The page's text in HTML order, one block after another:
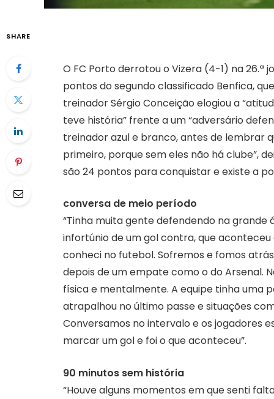
SHARE
O FC Porto derrotou o Vizera (4-1) na
pontos do segundo classificado Benfica,
treinador Sérgio Conceição elogiou a
teve história” frente a um “adversário
treinador azul e branco, antes de lembrar
primeiro, porque sem eles não há clube”,
são 24 pontos para conquistar e existe a
conversa de meio período
“Tinha muita gente defendendo na grande
infortúnio de um gol contra, que
conheci no futebol. Sofremos e fomos
depois de um empate como o do Arsenal.
física e mentalmente. A equipe tinha uma
atrapalhou no último passe e situações
Conversamos no intervalo e os jogadores
marcar um gol e foi o que aconteceu”.
90 minutos sem história
“Houve alguns momentos em que senti